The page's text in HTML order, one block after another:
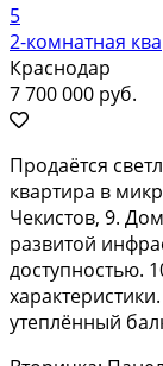
5
2-комнатная
Краснодар
7 700 000 руб.
Продаётся
квартира в
Чекистов, 9.
развитой
доступностью.
утеплённый